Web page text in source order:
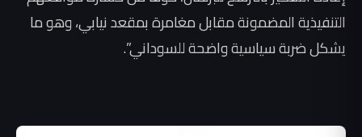
التنفيذية المضمونة مقابل مغامرة بمقعد نيابي، وهو ما
يشكل ضربة سياسية واضحة للسوداني”.